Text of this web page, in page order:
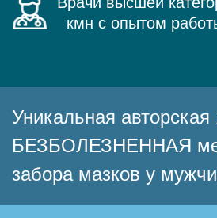
кмн с опытом
Уникальная авторская
БЕЗБОЛЕЗНЕННАЯ
забора мазков у